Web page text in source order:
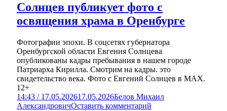
Солнцев публикует фото с
освящения храма в Оренбурге
Фотографии эпохи. В соцсетях губернатора
Оренбургской области Евгения Солнцева
опубликованы кадры пребывания в нашем городе
Патриарха Кирилла. Смотрим на кадры. это
свидетельство века. Фото с Евгений Солнцев в МАХ.
12+
14:43 / 17.05.202617.05.2026Белов Михаил
АлександровичОставить комментарий